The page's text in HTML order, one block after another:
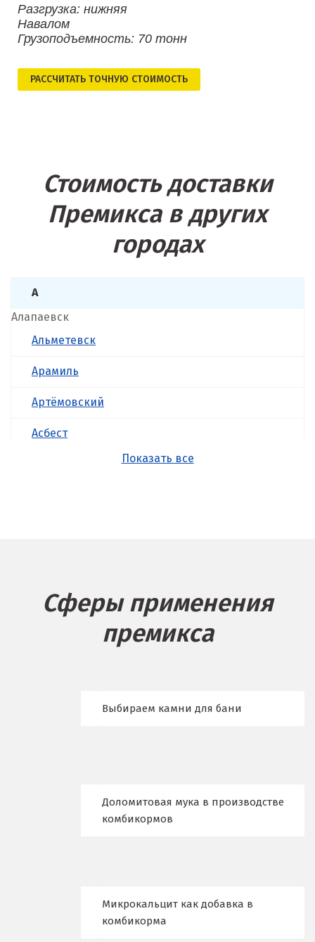
Разгрузка: нижняя
Навалом
Грузоподъемность: 70 тонн
РАСCЧИТАТЬ ТОЧНУЮ СТОИМОСТЬ
Стоимость доставки
Премикса в других
городах
А
Алапаевск
Альметевск
Арамиль
Артёмовский
Асбест
Бисерть
Верхняя Пышма
Показать все
Сферы применения
премикса
Выбираем камни для бани
Доломитовая мука в производстве
комбикормов
Микрокальцит как добавка в
комбикорма